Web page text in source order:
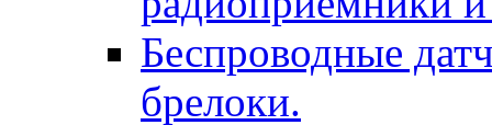
Беспроводные
брелоки.